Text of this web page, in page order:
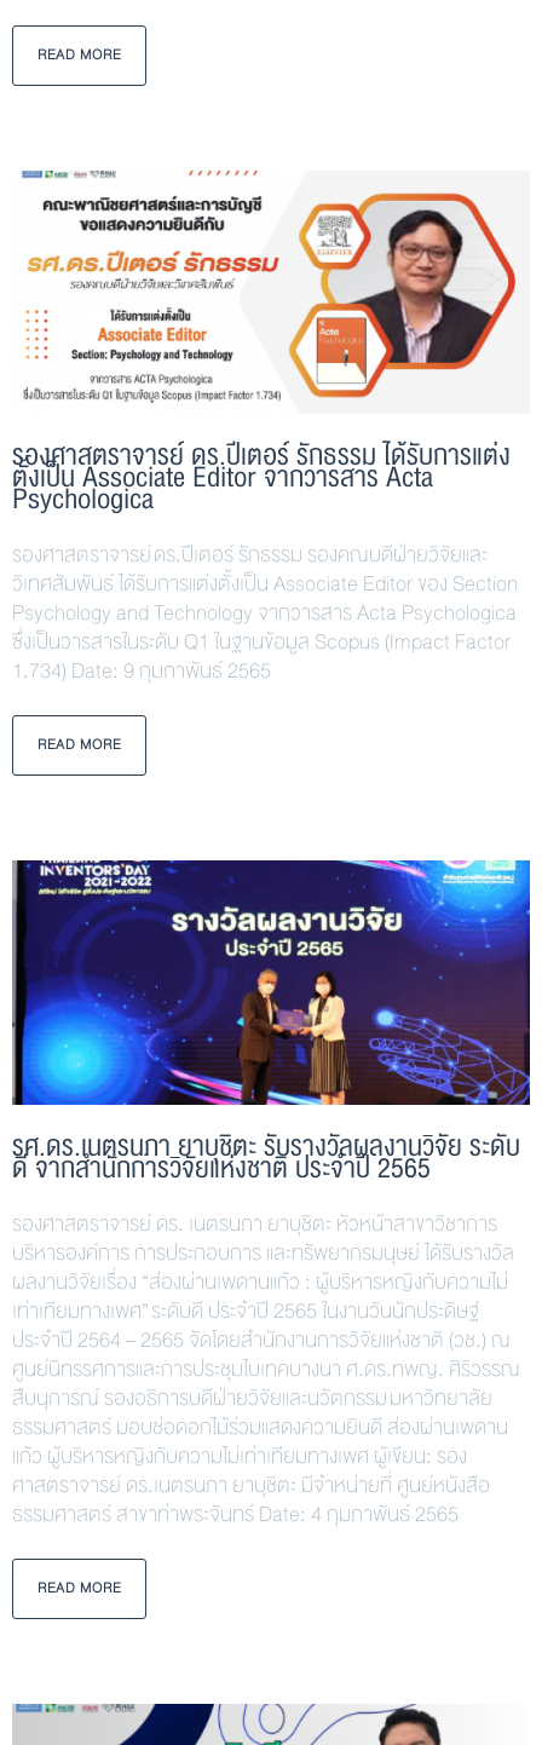
READ MORE
รองศาสตราจารย์ ดร.ปีเตอร์ รักธรรม ได้รับการแต่ง
ตั้งเป็น Associate Editor จากวารสาร Acta
Psychologica
รองศาสตราจารย์ ดร.ปีเตอร์ รักธรรม รองคณบดีฝ่ายวิจัยและ
วิเทศสัมพันธ์ ได้รับการแต่งตั้งเป็น Associate Editor ของ Section
Psychology and Technology จากวารสาร Acta Psychologica
ซึ่งเป็นวารสารในระดับ Q1 ในฐานข้อมูล Scopus (Impact Factor
1.734) Date: 9 กุมภาพันธ์ 2565
READ MORE
รศ.ดร.เนตรนภา ยาบุชิตะ รับรางวัลผลงานวิจัย ระดับ
ดี จากสำนักการวิจัยแห่งชาติ ประจำปี 2565
รองศาสตราจารย์ ดร. เนตรนภา ยาบุชิตะ หัวหน้าสาขาวิชาการ
บริหารองค์การ การประกอบการ และทรัพยากรมนุษย์ ได้รับรางวัล
ผลงานวิจัยเรื่อง “ส่องผ่านเพดานแก้ว : ผู้บริหารหญิงกับความไม่
เท่าเทียมทางเพศ” ระดับดี ประจำปี 2565 ในงานวันนักประดิษฐ์
ประจำปี 2564 – 2565 จัดโดยสำนักงานการวิจัยแห่งชาติ (วช.) ณ
ศูนย์นิทรรศการและการประชุมไบเทคบางนา ศ.ดร.ทพญ. ศิริวรรณ
สืบนุการณ์ รองอธิการบดีฝ่ายวิจัยและนวัตกรรม มหาวิทยาลัย
ธรรมศาสตร์ มอบช่อดอกไม้ร่วมแสดงความยินดี ส่องผ่านเพดาน
แก้ว ผู้บริหารหญิงกับความไม่เท่าเทียมทางเพศ ผู้เขียน: รอง
ศาสตราจารย์ ดร.เนตรนภา ยาบุชิตะ มีจำหน่ายที่ ศูนย์หนังสือ
ธรรมศาสตร์ สาขาท่าพระจันทร์ Date: 4 กุมภาพันธ์ 2565
READ MORE